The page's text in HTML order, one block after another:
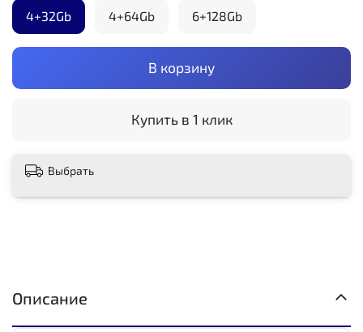
В корзину
Купить в 1 клик
4+32Gb 4+64Gb 6+128Gb
Выбрать
Описание